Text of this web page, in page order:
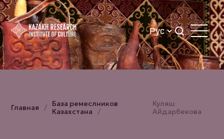
Главная
База ремеслников
Казахстана
Куляш
Айдарбекова